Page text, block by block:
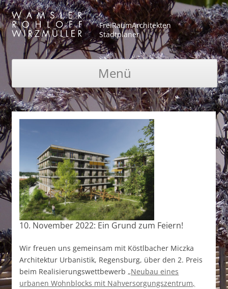
FreiRaumArchitekten
Stadtplaner
Menü
Zum Inhalt springen
10. November 2022: Ein Grund zum Feiern!
Wir freuen uns gemeinsam mit Köstlbacher Miczka
Architektur Urbanistik, Regensburg, über den 2. Preis
beim Realisierungswettbewerb„Neubau eines
urbanen Wohnblocks mit Nahversorgungszentrum,